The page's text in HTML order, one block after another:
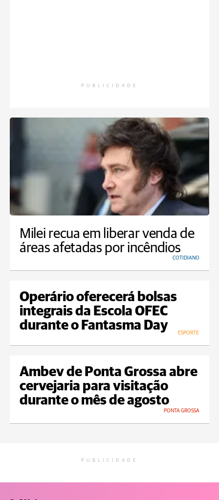
PUBLICIDADE
Milei recua em liberar venda de
áreas afetadas por incêndios
COTIDIANO
Operário oferecerá bolsas
integrais da Escola OFEC
durante o Fantasma Day
ESPORTE
Ambev de Ponta Grossa abre
cervejaria para visitação
durante o mês de agosto
PONTA GROSSA
PUBLICIDADE